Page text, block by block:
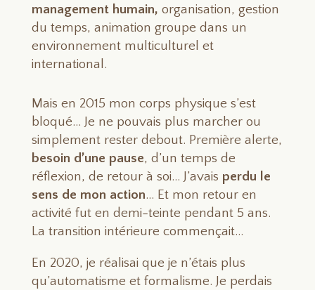
management humain, organisation, gestion
du temps, animation groupe dans un
environnement multiculturel et
international.
Mais en 2015 mon corps physique s’est
bloqué… Je ne pouvais plus marcher ou
simplement rester debout. Première alerte,
besoin d’une pause, d’un temps de
réflexion, de retour à soi… J’avais perdu le
sens de mon action… Et mon retour en
activité fut en demi-teinte pendant 5 ans.
La transition intérieure commençait…
En 2020, je réalisai que je n’étais plus
qu’automatisme et formalisme. Je perdais